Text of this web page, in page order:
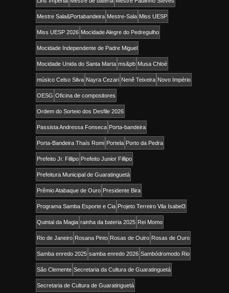
Mestre Sala&Portabandeira Mestre-Sala Miss UESP
Miss UESP 2026 Mocidade Alegre do Pedregulho
Mocidade Independente de Padre Miguel
Mocidade Unida do Santa Marta ms&pb Musa Chloé
músico Celso Silva Nayra Cezari Nenê Teixeira Novo Império
OESG Oficina de compositores
Ordem do Sorteio dos Desfile 2026
Passista Andressa Fonseca Porta-bandeira
Porta-Bandeira Thaís Romi Portela Porto da Pedra
Prefeito Jr. Fillipo Prefeito Junior Fillipo
Prefeitura Municipal de Guaratinguetá
Prêmio Atabaque de Ouro Presidente Bira
Programa Samba Esporte e Cia Projeto Terreiro Vila Isabel3
Quintal da Magia rainha da bateria 2025 Rei Momo
Rio de Janeiro Rosana Pinto Rosas de Ouiro Rosas de Ouro
Samba enredo 2025 samba enredo 2026 Sambódromodo Rio
São Clemente Secretaria da Cultura de Guaratinguetá
Secretaria de Cultura de Guaratinguetá